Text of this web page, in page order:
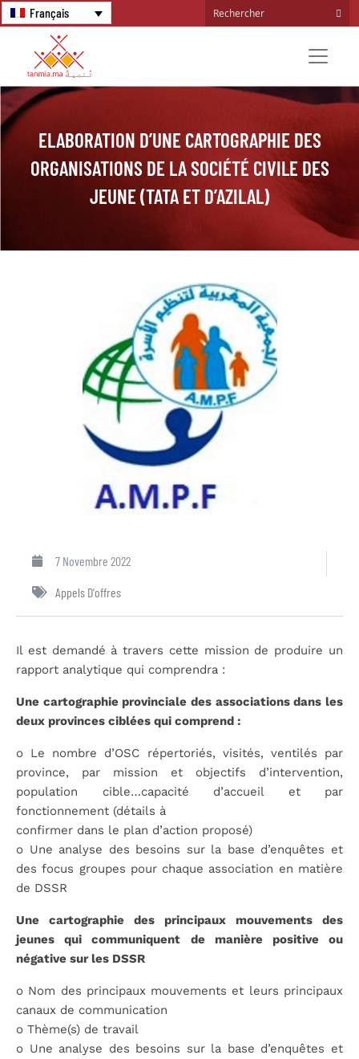
Français
ELABORATION D’UNE CARTOGRAPHIE DES
ORGANISATIONS DE LA SOCIÉTÉ CIVILE DES
JEUNE (TATA ET D’AZILAL)
7 Novembre 2022
Appels D'offres
Il est demandé à travers cette mission de produire un
rapport analytique qui comprendra :
Une cartographie provinciale des associations dans les
deux provinces ciblées qui comprend :
o Le nombre d’OSC répertoriés, visités, ventilés par
province, par mission et objectifs d’intervention,
population cible…capacité d’accueil et par
fonctionnement (détails à
confirmer dans le plan d’action proposé)
o Une analyse des besoins sur la base d’enquêtes et
des focus groupes pour chaque association en matière
de DSSR
Une cartographie des principaux mouvements des
jeunes qui communiquent de manière positive ou
négative sur les DSSR
o Nom des principaux mouvements et leurs principaux
canaux de communication
o Thème(s) de travail
o Une analyse des besoins sur la base d’enquêtes et